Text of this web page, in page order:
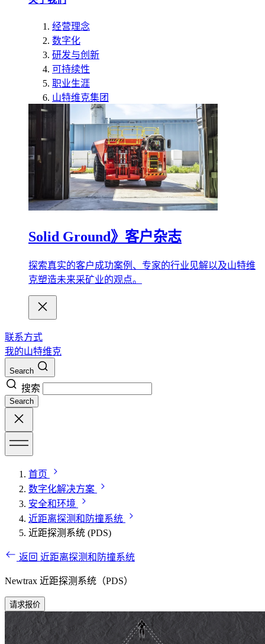
经营理念
数字化
研发与创新
可持续性
职业生涯
山特维克集团
Solid Ground》客户杂志
探索真实的客户成功案例、专家的行业见解以及山特维
克塑造未来采矿业的观点。
联系方式
我的山特维克
Search
搜索
Search
首页
数字化解决方案
安全和环境
近距离探测和防撞系统
近距探测系统 (PDS)
返回 近距离探测和防撞系统
Newtrax 近距探测系统（PDS）
请求报价